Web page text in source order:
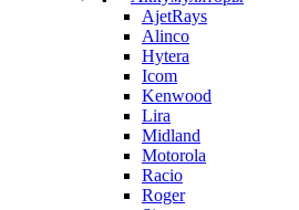
AjetRays
Alinco
Hytera
Icom
Kenwood
Lira
Midland
Motorola
Racio
Roger